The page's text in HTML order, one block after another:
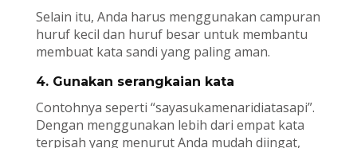
Selain itu, Anda harus menggunakan campuran
huruf kecil dan huruf besar untuk membantu
membuat kata sandi yang paling aman.
4. Gunakan serangkaian kata
Contohnya seperti “sayasukamenaridiatasapi”.
Dengan menggunakan lebih dari empat kata
terpisah yang menurut Anda mudah diingat,